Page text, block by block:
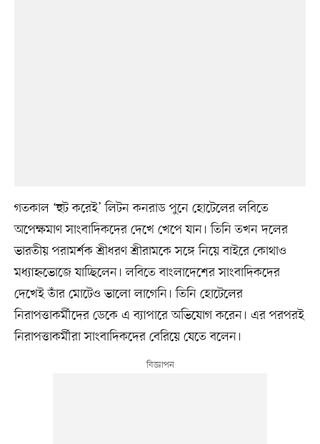
গতকাল ‘হুট করেই’ লিটন কনরাড পুনে হোটেলের লবিতে
অপেক্ষমাণ সাংবাদিকদের দেখে খেপে যান। তিনি তখন দলের
ভারতীয় পরামর্শক শ্রীধরণ শ্রীরামকে সঙ্গে নিয়ে বাইরে কোথাও
মধ্যাহ্নভোজে যাচ্ছিলেন। লবিতে বাংলাদেশের সাংবাদিকদের
দেখেই তাঁর মোটেও ভালো লাগেনি। তিনি হোটেলের
নিরাপত্তাকর্মীদের ডেকে এ ব্যাপারে অভিযোগ করেন। এর পরপরই
নিরাপত্তাকর্মীরা সাংবাদিকদের বেরিয়ে যেতে বলেন।